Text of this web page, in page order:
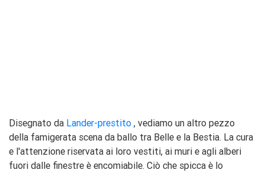
Disegnato da Lander-prestito , vediamo un altro pezzo
della famigerata scena da ballo tra Belle e la Bestia. La cura
e l'attenzione riservata ai loro vestiti, ai muri e agli alberi
fuori dalle finestre è encomiabile. Ciò che spicca è lo